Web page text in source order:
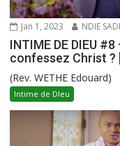
Jan 1, 2023 NDIE
INTIME DE DIEU
confessez Christ ?
(Rev. WETHE Edouard)
Intime de DIeu